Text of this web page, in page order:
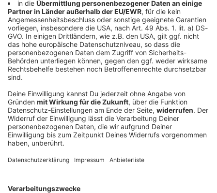
Deshalb hofft Klose, dass es beim Club
«scheppert»
Zehnter, Achter - und nun? Miroslav Klose und sein 1.
FC Nürnberg behalten ihr Ziel für sich. Der
Weltmeister von 2014 will vor dem Start in die neue
Saison einen entfesselten Konkurrenzkampf.